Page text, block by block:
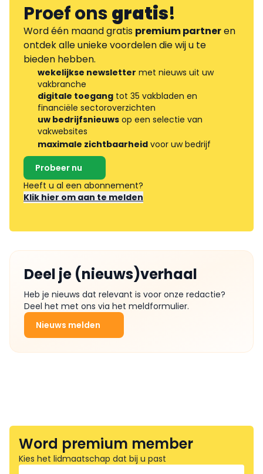
Proef onsgratis!
Word één maand gratis premium partneren
ontdek alle unieke voordelen die wij u te
bieden hebben.
wekelijkse newsletter met nieuws uit uw
vakbranche
digitale toegang tot 35 vakbladen en
financiële sectoroverzichten
uw bedrijfsnieuws op een selectie van
vakwebsites
maximale zichtbaarheid voor uw bedrijf
Probeer nu
Heeft u al een abonnement?
Klik hier om aan te melden
Deel je (nieuws)verhaal
Heb je nieuws dat relevant is voor onze redactie?
Deel het met ons via het meldformulier.
Nieuws melden
Word premium member
Kies het lidmaatschap dat bij u past